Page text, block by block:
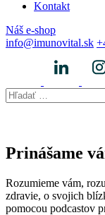
Kontakt
Náš e-shop
info@imunovital.sk
Hľadať:
Prinášame
Rozumieme vám,
zdravie, o svojich
pomocou podcastov